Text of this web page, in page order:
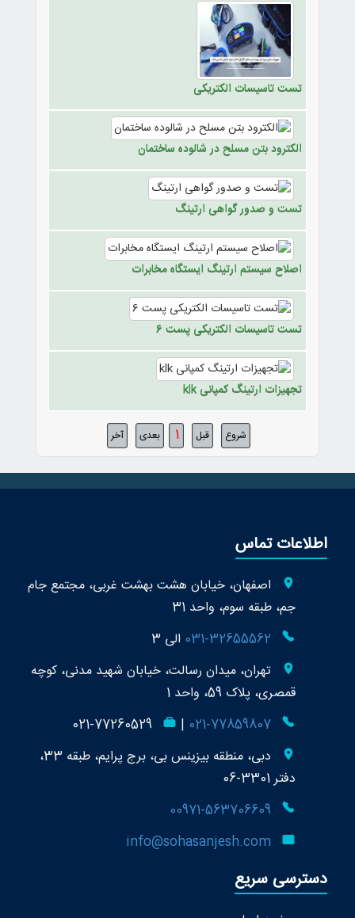
تست تاسیسات الکتریکی
الکترود بتن مسلح در شالوده ساختمان
تست و صدور گواهی ارتینگ
اصلاح سیستم ارتینگ ایستگاه مخابرات
تست تاسیسات الکتریکی پست 6
تجهیزات ارتینگ کمپانی klk
شروع قبل 1 بعدی آخر
اطلاعات تماس
اصفهان، خیابان هشت بهشت غربی، مجتمع جام
جم، طبقه سوم، واحد 31
031-32655562 الی 3
تهران، میدان رسالت، خیابان شهید مدنی، کوچه
قمصری، پلاک 59، واحد 1
021-77859807
|
دبی، منطقه بیزینس بی، برج پرایم، طبقه 33،
دفتر 3301-06
00971-563706609
info@sohasanjesh.com
دسترسی سریع